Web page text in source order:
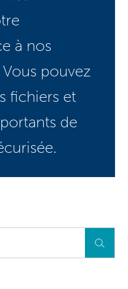
à nos
pouvez
fichiers et
de